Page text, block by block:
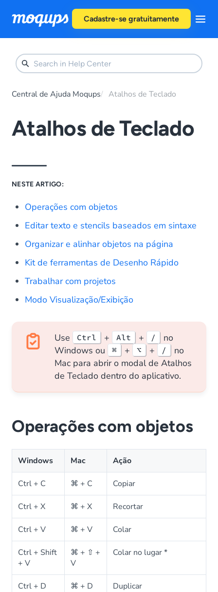
Cadastre-se gratuitamente
Central de Ajuda Moqups Atalhos de Teclado
Atalhos de Teclado
NESTE ARTIGO:
Operações com objetos
Editar texto e stencils baseados em sintaxe
Organizar e alinhar objetos na página
Kit de ferramentas de Desenho Rápido
Trabalhar com projetos
Modo Visualização/Exibição
Use Ctrl + Alt + /
no
Windows ou
⌘ + ⌥ + /
no
Mac para abrir o modal de Atalhos
de Teclado dentro do aplicativo.
Operações com objetos
Windows Mac Ação
Ctrl + C ⌘ + C Copiar
Ctrl + X ⌘ + X Recortar
Ctrl + V ⌘ + V Colar
Ctrl + Shift
+ V
⌘ + ⇧ +
V
Colar no lugar *
Ctrl + D ⌘ + D Duplicar